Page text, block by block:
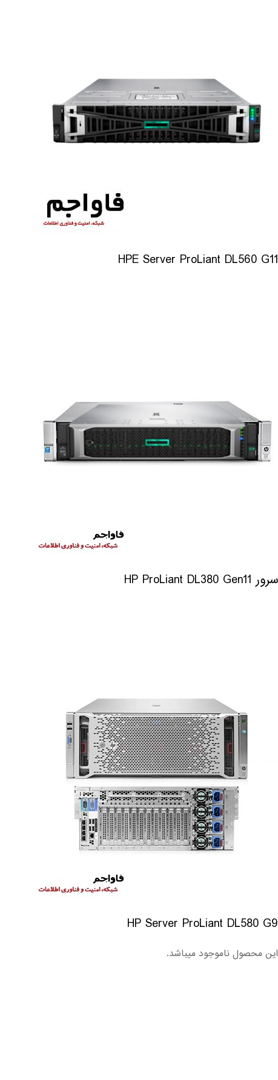
HPE Server ProLiant DL560 G11
سرور HP ProLiant DL380 Gen11
HP Server ProLiant DL580 G9
این محصول ناموجود میباشد.